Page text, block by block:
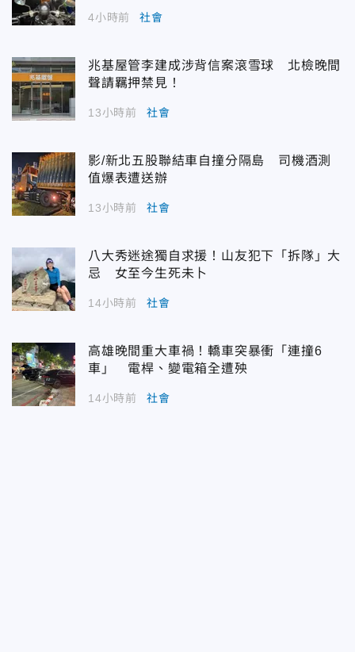
4小時前 社會
兆基屋管李建成涉背信案滾雪球 北檢晚間
聲請羈押禁見！
13小時前 社會
影/新北五股聯結車自撞分隔島 司機酒測
值爆表遭送辦
13小時前 社會
八大秀迷途獨自求援！山友犯下「拆隊」大
忌 女至今生死未卜
14小時前 社會
高雄晚間重大車禍！轎車突暴衝「連撞6
車」 電桿、變電箱全遭殃
14小時前 社會